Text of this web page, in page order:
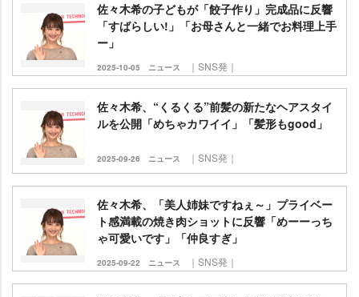
佐々木希の子どもが「餃子作り」完成品に反響
「すばらしい!」「お母さんと一緒でお料理上手
ー」
2025-10-05 ニュース ｜SNS発｜
佐々木希、“くるくる”前髪の新たなヘアスタイ
ルを公開「めちゃカワイイ」「髪形もgood」
2025-09-26 ニュース ｜SNS発｜
佐々木希、「美人姉妹ですねぇ～」プライベー
ト感満載の焼き肉ショットに反響「めーーっち
ゃ可愛いです」「仲良すぎ」
2025-09-22 ニュース ｜SNS発｜